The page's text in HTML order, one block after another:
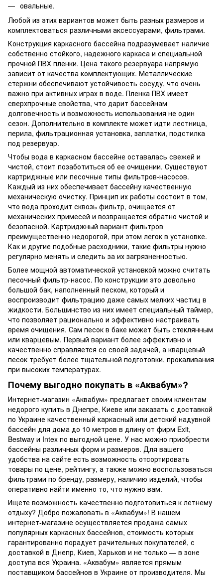
овальные.
Любой из этих вариантов может быть разных размеров и
комплектоваться различными аксессуарами, фильтрами.
Конструкция каркасного бассейна подразумевает наличие
собственно стойкого, надежного каркаса и специальной
прочной ПВХ пленки. Цена такого резервуара напрямую
зависит от качества комплектующих. Металлические
стержни обеспечивают устойчивость сосуду, что очень
важно при активных играх в воде. Пленка ПВХ имеет
сверхпрочные свойства, что дарит бассейнам
долговечность и возможность использования не один
сезон. Дополнительно в комплекте может идти лестница,
перила, фильтрационная установка, заплатки, подстилка
под резервуар.
Чтобы вода в каркасном бассейне оставалась свежей и
чистой, стоит позаботиться об ее очищении. Существуют
картриджные или песочные типы фильтров-насосов.
Каждый из них обеспечивает бассейну качественную
механическую очистку. Принцип их работы состоит в том,
что вода проходит сквозь фильтр, очищается от
механических примесей и возвращается обратно чистой и
безопасной. Картриджный вариант фильтров
преимущественно недорогой, при этом легок в установке.
Как и другие подобные расходники, такие фильтры нужно
регулярно менять и следить за их загрязненностью.
Более мощной автоматической установкой можно считать
песочный фильтр-насос. По конструкции это довольно
большой бак, наполненный песком, который и
воспроизводит фильтрацию даже самых мелких частиц в
жидкости. Большинство из них имеет специальный таймер,
что позволяет рационально и эффективно настраивать
время очищения. Сам песок в баке может быть стеклянным
или кварцевым. Первый вариант более эффективно и
качественно справляется со своей задачей, а кварцевый
песок требует более тщательной подготовки, прокаливания
при высоких температурах.
Почему выгодно покупать в «Аквабум»?
Интернет-магазин «Аквабум» предлагает своим клиентам
недорого купить в Днепре, Киеве или заказать с доставкой
по Украине качественный каркасный или детский надувной
бассейн для дома до 10 метров в длину от фирм Exit,
Bestway и Intex по выгодной цене. У нас можно приобрести
бассейны различных форм и размеров. Для вашего
удобства на сайте есть возможность отсортировать
товары по цене, рейтингу, а также можно воспользоваться
фильтрами по бренду, размеру, наличию изделий, чтобы
оперативно найти именно то, что нужно вам.
Ищете возможность качественно подготовиться к летнему
отдыху? Добро пожаловать в «Аквабум»! В нашем
интернет-магазине осуществляется продажа самых
популярных каркасных бассейнов, стоимость которых
гарантированно порадует рачительных покупателей, с
доставкой в Днепр, Киев, Харьков и не только — в зоне
доступа вся Украина. «Аквабум» является прямым
поставщиком бассейнов в Украине от производителя. Мы